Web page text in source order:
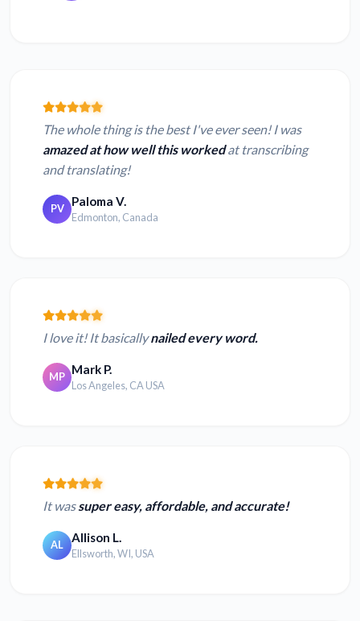
The whole thing is the best I've ever seen! I was
amazed at how well this workedat transcribing
and translating!
PV Paloma V.
Edmonton, Canada
I love it! It basicallynailed every word.
MP Mark P.
Los Angeles, CA USA
It wassuper easy, affordable, and accurate!
AL Allison L.
Ellsworth, WI, USA